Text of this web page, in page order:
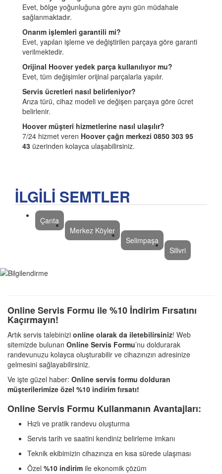
Evet, bölge yoğunluğuna göre aynı gün müdahale
sağlanmaktadır.
Onarım işlemleri garantili mi?
Evet, yapılan işleme ve değiştirilen parçaya göre garanti
verilmektedir.
Orijinal Hoover yedek parça kullanılıyor mu?
Evet, tüm değişimler orijinal parçalarla yapılır.
Servis ücretleri nasıl belirleniyor?
Arıza türü, cihaz modeli ve değişen parçaya göre ücret
belirlenir.
Hoover müşteri hizmetlerine nasıl ulaşılır?
7/24 hizmet veren Hoover çağrı merkezi 0850 303 95
43 üzerinden kolayca ulaşabilirsiniz.
İLGİLİ SEMTLER
Çanta
Merkez Köyler
Selimpaşa
Silivri
Online Servis Formu ile %10 İndirim Fırsatını
Kaçırmayın!
Artık servis talebinizi online olarak da iletebilirsiniz! Web
sitemizde bulunan Online Servis Formu’nu doldurarak
randevunuzu kolayca oluşturabilir ve cihazınızın adresinize
gelmesini sağlayabilirsiniz.
Ve işte güzel haber: Online servis formu dolduran
müşterilerimize özel %10 indirim fırsatı!
Online Servis Formu Kullanmanın Avantajları:
Hızlı ve pratik randevu oluşturma
Servis tarih ve saatini kendiniz belirleme imkanı
Teknik ekibimizin cihazınıza en kısa sürede ulaşması
Özel %10 indirim ile ekonomik çözüm